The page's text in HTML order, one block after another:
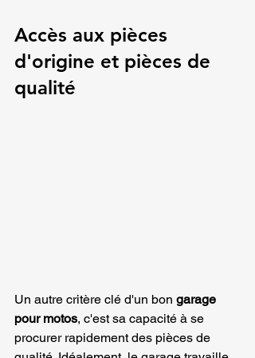
Accès aux pièces
d'origine et pièces de
qualité
Un autre critère clé d'un bon garage
pour motos, c'est sa capacité à se
procurer rapidement des pièces de